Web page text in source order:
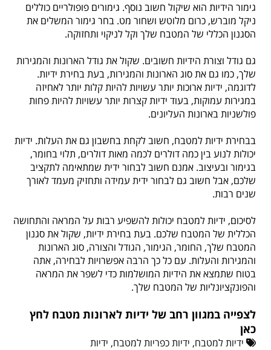
גימור הידיות הוא שיקול חשוב נוסף. גימורים פופולריים כוללים
ניקל מוברש, כרום מלוטש ושחור מט. בחר גימור המשלים את
הסגנון הכללי של המטבח שלך וקל לניקוי ותחזוקה.
גם גודל וצורת הידיות חשובים. שקול את גודל הארונות והמגירות
שלך, כמו גם את סוג הארונות והמגירות, בעת בחירת ידיות.
לדוגמה, ידיות ארוכות יותר עשויות להיות קלות יותר לאחיזה
במגירות עמוקות, בעוד ידיות קצרות יותר עשויות להיות פחות
פולשניות בארונות העליונים.
בבחירת ידיות למטבח, חשוב לקחת בחשבון גם את העלות. ידיות
יכולות לנוע בין כמה דולרים לכמה מאות דולרים, תלוי בחומר,
בגימור ובעיצוב. אמנם חשוב לבחור ידית שמתאימה לתקציב
שלכם, אבל חשוב גם לבחור ידית עמידה ותחזיק מעמד לאורך
שנים רבות.
לסיכום, ידיות למטבח יכולות להשפיע רבות על המראה והתחושה
הכללית של המטבח שלכם. בעת בחירת ידיות, שקול את סגנון
המטבח שלך, החומר, הגימור, הגודל והצורה, סוג הארונות
והמגירות והעלות. עם כל כך הרבה אפשרויות לבחירה, אתה
בטוח שתמצא את הידיות המושלמות כדי לשפר את המראה
והפונקציונליות של המטבח שלך.
לצפייה במגוון רחב של ידיות לארונות מטבח לחץ
כאן
ידיות למטבח, ידיות כפריות למטבח, ידיות